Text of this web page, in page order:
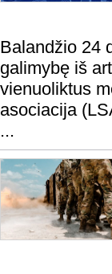
Balandžio 24
galimybę iš
vienuoliktus
asociacija
...